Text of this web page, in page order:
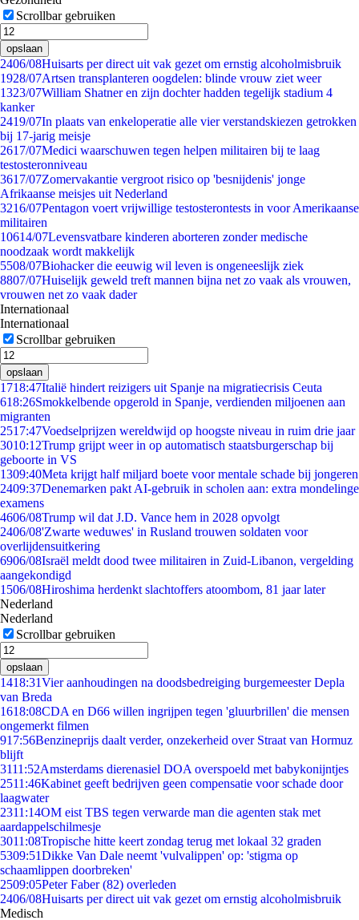
Scrollbar gebruiken
opslaan
2406/08Huisarts per direct uit vak gezet om ernstig alcoholmisbruik
1928/07Artsen transplanteren oogdelen: blinde vrouw ziet weer
1323/07William Shatner en zijn dochter hadden tegelijk stadium 4
kanker
2419/07In plaats van enkeloperatie alle vier verstandskiezen getrokken
bij 17-jarig meisje
2617/07Medici waarschuwen tegen helpen militairen bij te laag
testosteronniveau
3617/07Zomervakantie vergroot risico op 'besnijdenis' jonge
Afrikaanse meisjes uit Nederland
3216/07Pentagon voert vrijwillige testosterontests in voor Amerikaanse
militairen
10614/07Levensvatbare kinderen aborteren zonder medische
noodzaak wordt makkelijk
5508/07Biohacker die eeuwig wil leven is ongeneeslijk ziek
8807/07Huiselijk geweld treft mannen bijna net zo vaak als vrouwen,
vrouwen net zo vaak dader
Internationaal
Internationaal
Scrollbar gebruiken
opslaan
1718:47Italië hindert reizigers uit Spanje na migratiecrisis Ceuta
618:26Smokkelbende opgerold in Spanje, verdienden miljoenen aan
migranten
2517:47Voedselprijzen wereldwijd op hoogste niveau in ruim drie jaar
3010:12Trump grijpt weer in op automatisch staatsburgerschap bij
geboorte in VS
1309:40Meta krijgt half miljard boete voor mentale schade bij jongeren
2409:37Denemarken pakt AI-gebruik in scholen aan: extra mondelinge
examens
4606/08Trump wil dat J.D. Vance hem in 2028 opvolgt
2406/08'Zwarte weduwes' in Rusland trouwen soldaten voor
overlijdensuitkering
6906/08Israël meldt dood twee militairen in Zuid-Libanon, vergelding
aangekondigd
1506/08Hiroshima herdenkt slachtoffers atoombom, 81 jaar later
Nederland
Nederland
Scrollbar gebruiken
opslaan
1418:31Vier aanhoudingen na doodsbedreiging burgemeester Depla
van Breda
1618:08CDA en D66 willen ingrijpen tegen 'gluurbrillen' die mensen
ongemerkt filmen
917:56Benzineprijs daalt verder, onzekerheid over Straat van Hormuz
blijft
3111:52Amsterdams dierenasiel DOA overspoeld met babykonijntjes
2511:46Kabinet geeft bedrijven geen compensatie voor schade door
laagwater
2311:14OM eist TBS tegen verwarde man die agenten stak met
aardappelschilmesje
3011:08Tropische hitte keert zondag terug met lokaal 32 graden
5309:51Dikke Van Dale neemt 'vulvalippen' op: 'stigma op
schaamlippen doorbreken'
2509:05Peter Faber (82) overleden
2406/08Huisarts per direct uit vak gezet om ernstig alcoholmisbruik
Medisch